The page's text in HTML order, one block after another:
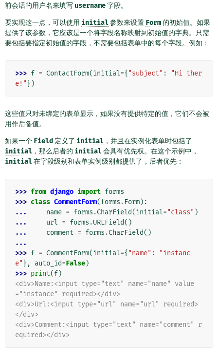
前会话的用户名来填写 username字段。
要实现这一点，可以使用 initial参数来设置 Form 的初始值。如果
提供了该参数，它应该是一个将字段名称映射到初始值的字典。只需
要包括要指定初始值的字段，不需要包括表单中的每个字段。例如：
>>> f = ContactForm(initial={ "subject" :
"Hi ther
e!" })
这些值只对未绑定的表单显示，如果没有提供特定的值，它们不会被
用作后备值。
如果一个 Field 定义了 initial ，并且在实例化表单时包括了
initial ，那么后者的 initial会具有优先权。在这个示例中，
initial在字段级别和表单实例级别都提供了，后者优先：
>>> from django import forms
>>> class CommentForm(forms . Form):
...
name = forms .CharField(initial="class" )
...
url = forms .URLField()
...
comment = forms .CharField()
...
>>> f = CommentForm(initial={ "name" :
"instanc
e" }, auto_id=False)
>>> print(f)
<div>Name:<input type="text" name="name" value
="instance" required></div>
<div>Url:<input type="url" name="url" required>
</div>
<div>Comment:<input type="text" name="comment" r
equired></div>